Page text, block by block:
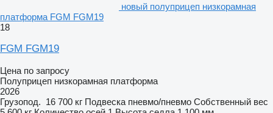
новый полуприцеп низкорамная
платформа FGM FGM19
18
FGM FGM19
Цена по запросу
Полуприцеп низкорамная платформа
2026
Грузопод. 16 700 кг Подвеска пневмо/пневмо Собственный вес